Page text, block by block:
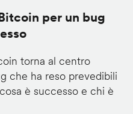
per un bug
torna al centro
che ha reso prevedibili
è successo e chi è